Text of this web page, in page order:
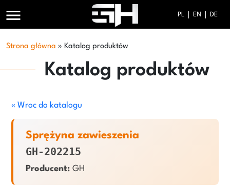
menu PL EN DE
Strona główna » Katalog produktów
Katalog produktów
« Wroc do katalogu
Sprężyna zawieszenia
GH-202215
Producent: GH